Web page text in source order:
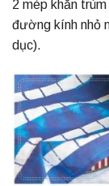
2 mép khăn
đường kính nhỏ
dục).